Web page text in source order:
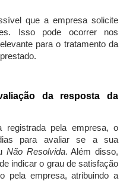
que a empresa solicite
Isso pode ocorrer nos
para o tratamento da
da resposta da
pela empresa, o
para avaliar se a sua
Não Resolvida. Além disso,
indicar o grau de satisfação
pela empresa, atribuindo a